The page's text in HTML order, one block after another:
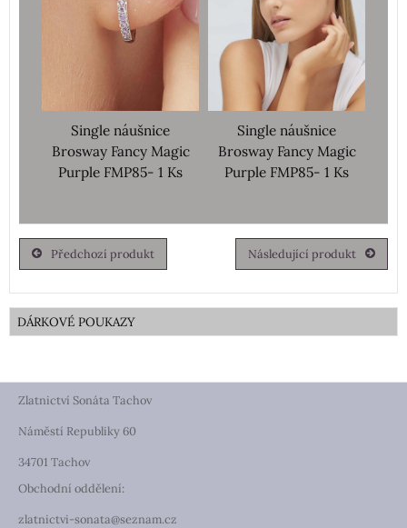
Single náušnice
Brosway Fancy Magic
Purple FMP85- 1 Ks
Single náušnice
Brosway Fancy Magic
Purple FMP85- 1 Ks
Předchozí produkt Následující produkt
DÁRKOVÉ POUKAZY
Zlatnictví Sonáta Tachov
Náměstí Republiky 60
34701 Tachov
Obchodní oddělení:
zlatnictvi-sonata@seznam.cz